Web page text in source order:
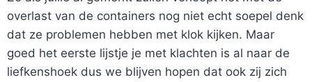
overlast van de containers nog niet echt soepel denk
dat ze problemen hebben met klok kijken. Maar
goed het eerste lijstje je met klachten is al naar de
liefkenshoek dus we blijven hopen dat ook zij zich